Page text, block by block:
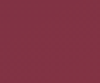
Start Page »
for Apple
le programme, vous